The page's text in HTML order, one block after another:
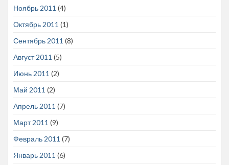
Ноябрь 2011 (4)
Октябрь 2011 (1)
Сентябрь 2011 (8)
Август 2011 (5)
Июнь 2011 (2)
Май 2011 (2)
Апрель 2011 (7)
Март 2011 (9)
Февраль 2011 (7)
Январь 2011 (6)